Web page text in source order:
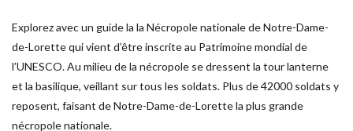
Explorez avec un guide la la Nécropole nationale de Notre-Dame-
de-Lorette qui vient d’être inscrite au Patrimoine mondial de
l’UNESCO. Au milieu de la nécropole se dressent la tour lanterne
et la basilique, veillant sur tous les soldats. Plus de 42000 soldats y
reposent, faisant de Notre-Dame-de-Lorette la plus grande
nécropole nationale.